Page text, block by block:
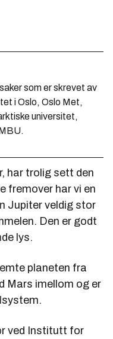
som er skrevet av
i Oslo, Oslo Met,
universitet,
har trolig sett den
fremover har vi en
Jupiter veldig stor
Den er godt
lys.
planeten fra
Mars imellom og er
ved Institutt for